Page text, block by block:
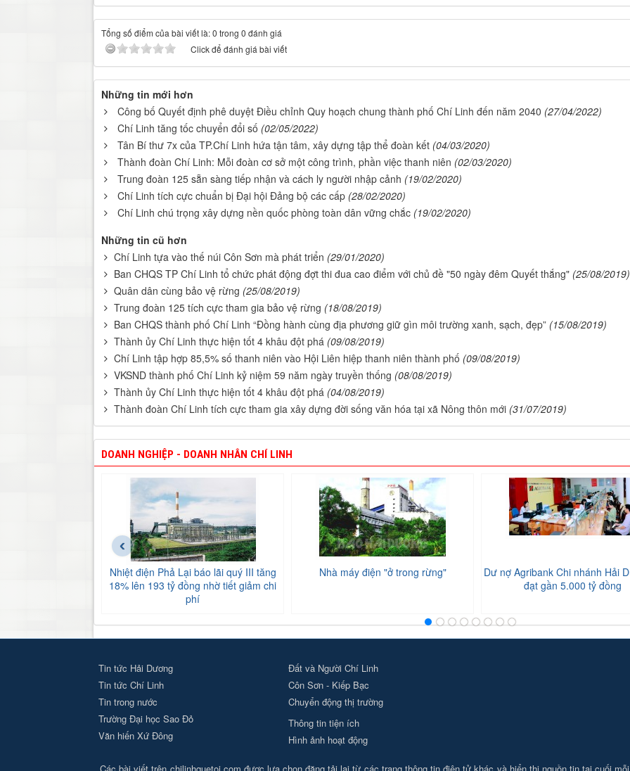
Tổng số điểm của bài viết là: 0 trong 0 đánh giá
Click để đánh giá bài viết
Những tin mới hơn
Công bố Quyết định phê duyệt Điều chỉnh Quy hoạch chung thành phố Chí Linh đến năm 2040 (27/04/2022)
Chí Linh tăng tốc chuyển đổi số (02/05/2022)
Tân Bí thư 7x của TP.Chí Linh hứa tận tâm, xây dựng tập thể đoàn kết (04/03/2020)
Thành đoàn Chí Linh: Mỗi đoàn cơ sở một công trình, phần việc thanh niên (02/03/2020)
Trung đoàn 125 sẵn sàng tiếp nhận và cách ly người nhập cảnh (19/02/2020)
Chí Linh tích cực chuẩn bị Đại hội Đảng bộ các cấp (28/02/2020)
Chí Linh chú trọng xây dựng nền quốc phòng toàn dân vững chắc (19/02/2020)
Những tin cũ hơn
Chí Linh tựa vào thế núi Côn Sơn mà phát triển (29/01/2020)
Ban CHQS TP Chí Linh tổ chức phát động đợt thi đua cao điểm với chủ đề "50 ngày đêm Quyết thắng" (25/08/2019)
Quân dân cùng bảo vệ rừng (25/08/2019)
Trung đoàn 125 tích cực tham gia bảo vệ rừng (18/08/2019)
Ban CHQS thành phố Chí Linh “Đồng hành cùng địa phương giữ gìn môi trường xanh, sạch, đẹp” (15/08/2019)
Thành ủy Chí Linh thực hiện tốt 4 khâu đột phá (09/08/2019)
Chí Linh tập hợp 85,5% số thanh niên vào Hội Liên hiệp thanh niên thành phố (09/08/2019)
VKSND thành phố Chí Linh kỷ niệm 59 năm ngày truyền thống (08/08/2019)
Thành ủy Chí Linh thực hiện tốt 4 khâu đột phá (04/08/2019)
Thành đoàn Chí Linh tích cực tham gia xây dựng đời sống văn hóa tại xã Nông thôn mới (31/07/2019)
DOANH NGHIỆP - DOANH NHÂN CHÍ LINH
Nhiệt điện Phả Lại báo lãi quý III tăng
18% lên 193 tỷ đồng nhờ tiết giảm chi
phí
Nhà máy điện "ở trong rừng"
Dư nợ Agribank Chi nhánh Hải
đạt gần 5.000 tỷ đồng
‹
Tin tức Hải Dương
Tin tức Chí Linh
Tin trong nước
Trường Đại học Sao Đỏ
Văn hiến Xứ Đông
Đất và Người Chí Linh
Côn Sơn - Kiếp Bạc
Chuyển động thị trường
Thông tin tiện ích
Hình ảnh hoạt động